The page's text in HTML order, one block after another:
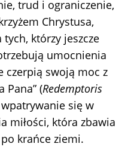
trud i ograniczenie,
Chrystusa,
tych, którzy jeszcze
umocnienia
czerpią swoją moc z
Pana” (Redemptoris
się w
miłości, która zbawia
krańce ziemi.